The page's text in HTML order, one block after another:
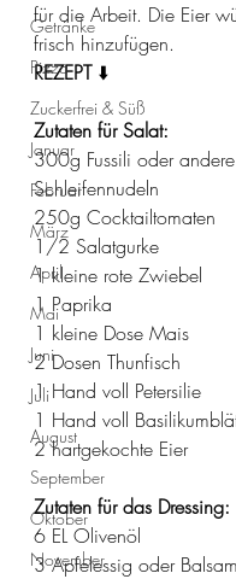
Getränke
Pizza
Zuckerfrei & Süß
Januar
Februar
März
April
Mai
Juni
Juli
August
September
Oktober
November
für die Arbeit. Die Eier
frisch hinzufügen.
REZEPT ⬇️
Zutaten für Salat:
300g Fussili oder andere
Schleifennudeln
250g Cocktailtomaten
1/2 Salatgurke
1 kleine rote Zwiebel
1 Paprika
1 kleine Dose Mais
2 Dosen Thunfisch
1 Hand voll Petersilie
1 Hand voll
2 hartgekochte Eier
Zutaten für das Dressing:
6 EL Olivenöl
3 Apfelessig oder